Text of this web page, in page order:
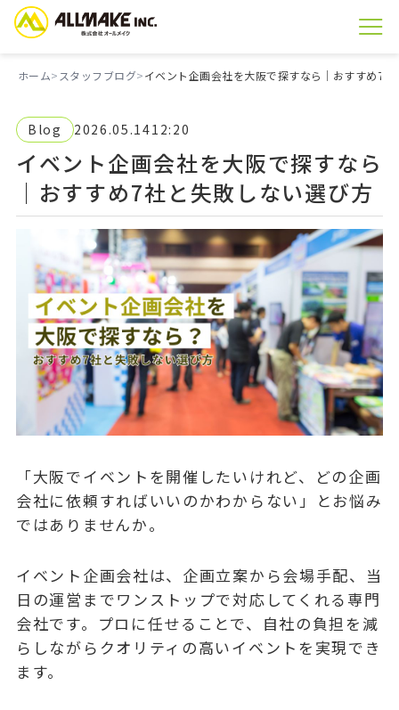
ホーム スタッフブログ イベント企画会社を大阪で探すなら｜おすすめ7
Blog 2026.05.1412:20
イベント企画会社を大阪で探すなら
｜おすすめ7社と失敗しない選び方
「大阪でイベントを開催したいけれど、どの企画
会社に依頼すればいいのかわからない」とお悩み
ではありませんか。
イベント企画会社は、企画立案から会場手配、当
日の運営までワンストップで対応 してくれる専門
会社です。プロに任せることで、自社の負担を減
らしながらクオリティの高いイベントを実現でき
ます。